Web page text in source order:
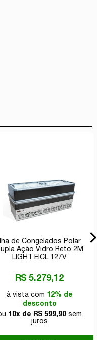
Ilha de Congelados Polar
Ação Vidro Reto 2M
LIGHT EICL 127V
R$ 5.279,12
à vista com 12% de
desconto
10x de R$ 599,90sem
juros